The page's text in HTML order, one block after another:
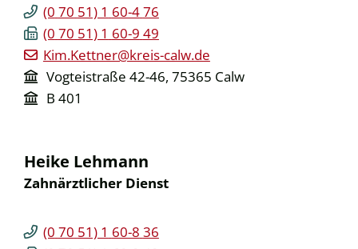
(0 70 51) 1 60-476
(0 70 51) 1 60-9 49
Kim.Kettner@kreis-calw.de
Vogteistraße 42-46, 75365 Calw
B 401
Heike Lehmann
Zahnärztlicher Dienst
(0 70 51) 1 60-8 36